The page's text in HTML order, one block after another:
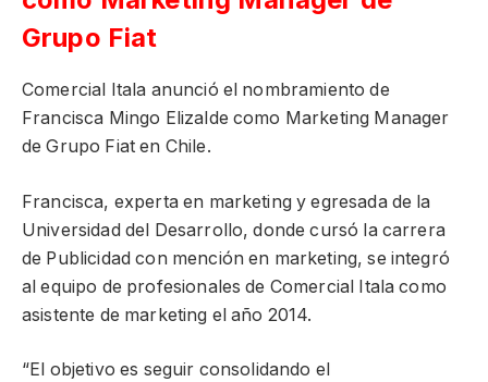
Grupo Fiat
Comercial Itala anunció el nombramiento de
Francisca Mingo Elizalde como Marketing Manager
de Grupo Fiat en Chile.
Francisca, experta en marketing y egresada de la
Universidad del Desarrollo, donde cursó la carrera
de Publicidad con mención en marketing, se integró
al equipo de profesionales de Comercial Itala como
asistente de marketing el año 2014.
“El objetivo es seguir consolidando el